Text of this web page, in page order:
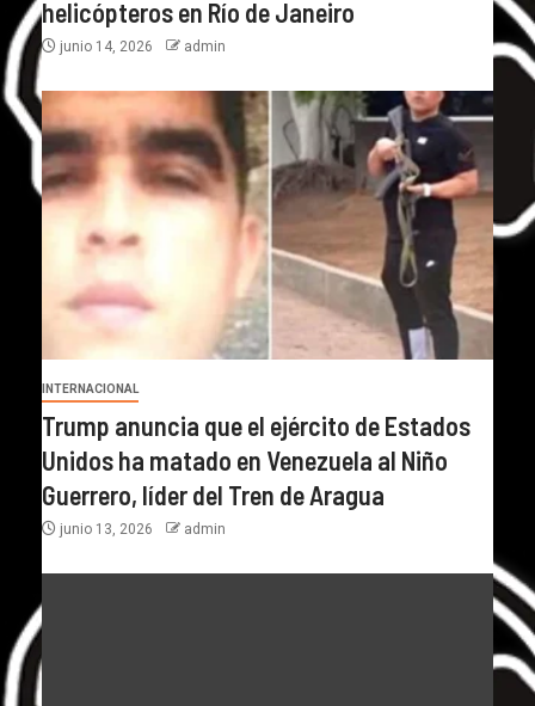
helicópteros en Río de Janeiro
junio 14, 2026 admin
INTERNACIONAL
Trump anuncia que el ejército de Estados
Unidos ha matado en Venezuela al Niño
Guerrero, líder del Tren de Aragua
junio 13, 2026 admin